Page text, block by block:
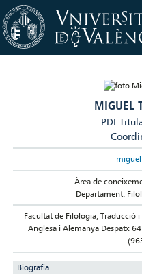
MIGUEL
PDI-
Àrea de
Departament:
Facultat de Filologia, Traducció
Anglesa i Alemanya Despatx
Biografia